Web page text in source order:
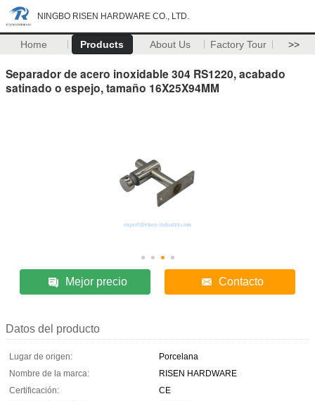
NINGBO RISEN HARDWARE CO., LTD.
Home Products About Us Factory Tour >>
Separador de acero inoxidable 304 RS1220, acabado
satinado o espejo, tamaño 16X25X94MM
Mejor precio Contacto
Datos del producto
Lugar de origen:
Porcelana
Nombre de la marca:
RISEN HARDWARE
Certificación:
CE